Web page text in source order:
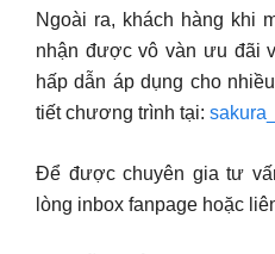
Ngoài ra, khách hàng khi
nhận được vô vàn ưu đãi
hấp dẫn áp dụng cho
tiết chương trình tại:
Để được chuyên gia tư
lòng inbox fanpage hoặc